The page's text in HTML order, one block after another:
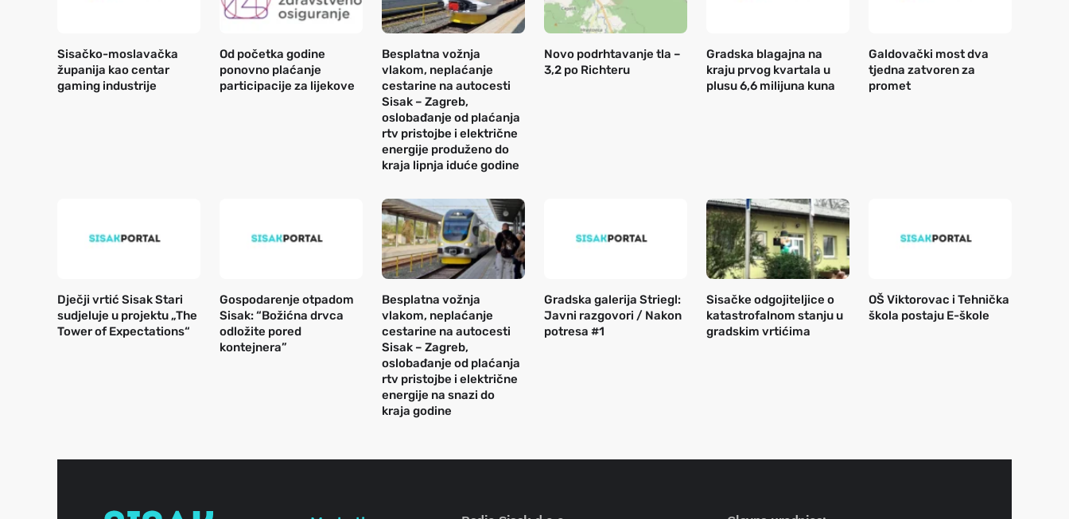
Sisačko-moslavačka
županija kao centar
gaming industrije
Od početka godine
ponovno plaćanje
participacije za lijekove
Besplatna vožnja
vlakom, neplaćanje
cestarine na autocesti
Sisak – Zagreb,
oslobađanje od plaćanja
rtv pristojbe i električne
energije produženo do
kraja lipnja iduće godine
Novo podrhtavanje tla –
3,2 po Richteru
Gradska blagajna na
kraju prvog kvartala u
plusu 6,6 milijuna kuna
Galdovački most dva
tjedna zatvoren za
promet
Dječji vrtić Sisak Stari
sudjeluje u projektu „The
Tower of Expectations“
Gospodarenje otpadom
Sisak: “Božićna drvca
odložite pored
kontejnera”
Besplatna vožnja
vlakom, neplaćanje
cestarine na autocesti
Sisak – Zagreb,
oslobađanje od plaćanja
rtv pristojbe i električne
energije na snazi do
kraja godine
Gradska galerija Striegl:
Javni razgovori / Nakon
potresa #1
Sisačke odgojiteljice o
katastrofalnom stanju u
gradskim vrtićima
OŠ Viktorovac i Tehnička
škola postaju E-škole